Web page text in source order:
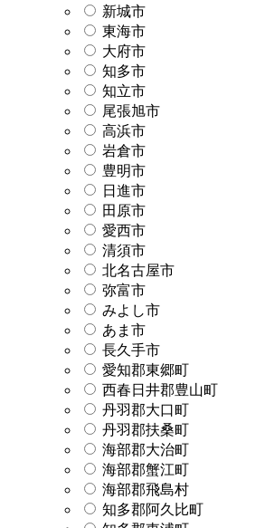
新城市
東海市
大府市
知多市
知立市
尾張旭市
高浜市
岩倉市
豊明市
日進市
田原市
愛西市
清須市
北名古屋市
弥富市
みよし市
あま市
長久手市
愛知郡東郷町
西春日井郡豊山町
丹羽郡大口町
丹羽郡扶桑町
海部郡大治町
海部郡蟹江町
海部郡飛島村
知多郡阿久比町